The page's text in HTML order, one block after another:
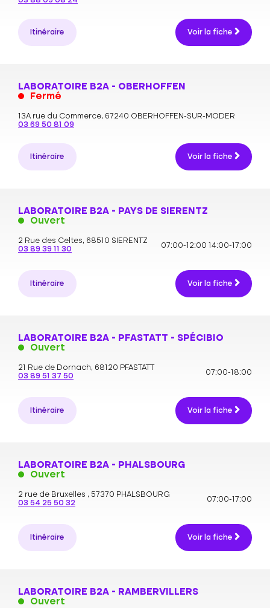
Itinéraire Voir la fiche
LABORATOIRE B2A - OBERHOFFEN
Fermé
13A rue du Commerce, 67240 OBERHOFFEN-SUR-MODER
03 69 50 81 09
Itinéraire Voir la fiche
LABORATOIRE B2A - PAYS DE SIERENTZ
Ouvert
2 Rue des Celtes, 68510 SIERENTZ
03 89 39 11 30
07:00-12:00 14:00-17:00
Itinéraire Voir la fiche
LABORATOIRE B2A - PFASTATT - SPÉCIBIO
Ouvert
21 Rue de Dornach, 68120 PFASTATT
03 89 51 37 50
07:00-18:00
Itinéraire Voir la fiche
LABORATOIRE B2A - PHALSBOURG
Ouvert
2 rue de Bruxelles , 57370 PHALSBOURG
03 54 25 50 32
07:00-17:00
Itinéraire Voir la fiche
LABORATOIRE B2A - RAMBERVILLERS
Ouvert